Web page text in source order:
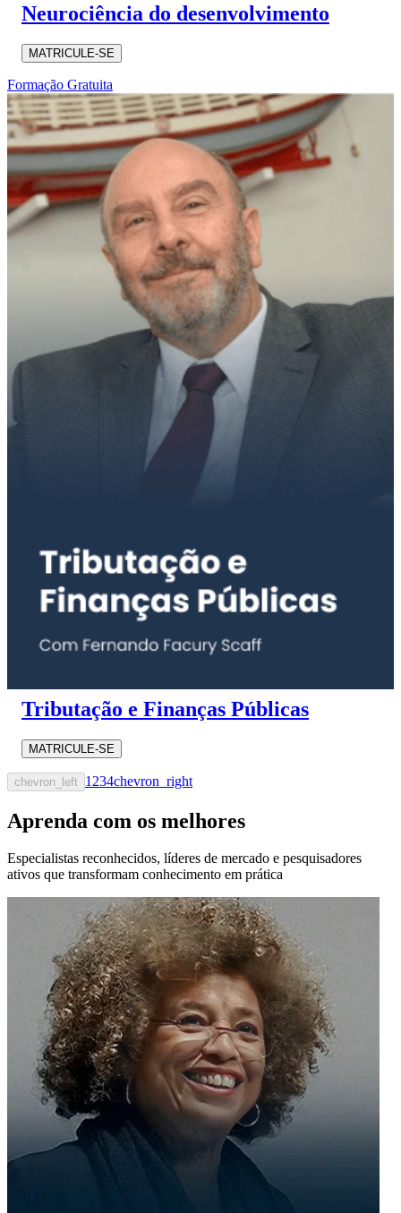
Neurociência do desenvolvimento
MATRICULE-SE
Formação Gratuita
Tributação e Finanças Públicas
MATRICULE-SE
chevron_left 1 234chevron_right
Aprenda com os melhores
Especialistas reconhecidos, líderes de mercado e pesquisadores
ativos que transformam conhecimento em prática